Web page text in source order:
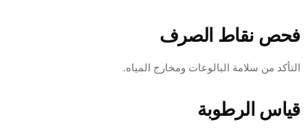
فحص نقاط الصرف
التأكد من سلامة البالوعات ومخارج المياه.
قياس الرطوبة